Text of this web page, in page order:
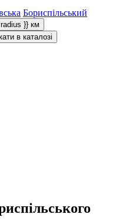
Бориспільський
}} км
в каталозі